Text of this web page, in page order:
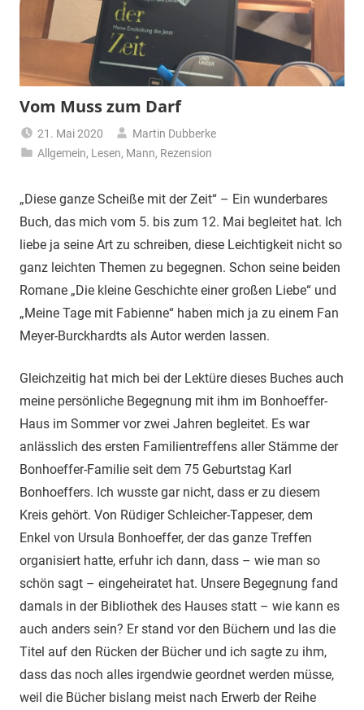
Vom Muss zum Darf
21. Mai 2020
Martin Dubberke
Allgemein, Lesen, Mann, Rezension
„Diese ganze Scheiße mit der Zeit“ – Ein wunderbares
Buch, das mich vom 5. bis zum 12. Mai begleitet hat. Ich
liebe ja seine Art zu schreiben, diese Leichtigkeit nicht so
ganz leichten Themen zu begegnen. Schon seine beiden
Romane „Die kleine Geschichte einer großen Liebe“ und
„Meine Tage mit Fabienne“ haben mich ja zu einem Fan
Meyer-Burckhardts als Autor werden lassen.
Gleichzeitig hat mich bei der Lektüre dieses Buches auch
meine persönliche Begegnung mit ihm im Bonhoeffer-
Haus im Sommer vor zwei Jahren begleitet. Es war
anlässlich des ersten Familientreffens aller Stämme der
Bonhoeffer-Familie seit dem 75 Geburtstag Karl
Bonhoeffers. Ich wusste gar nicht, dass er zu diesem
Kreis gehört. Von Rüdiger Schleicher-Tappeser, dem
Enkel von Ursula Bonhoeffer, der das ganze Treffen
organisiert hatte, erfuhr ich dann, dass – wie man so
schön sagt – eingeheiratet hat. Unsere Begegnung fand
damals in der Bibliothek des Hauses statt – wie kann es
auch anders sein? Er stand vor den Büchern und las die
Titel auf den Rücken der Bücher und ich sagte zu ihm,
dass das noch alles irgendwie geordnet werden müsse,
weil die Bücher bislang meist nach Erwerb der Reihe